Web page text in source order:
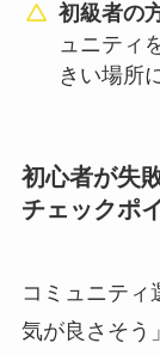
初級者の
ュニティ
きい場所
初心者が失
チェックポ
コミュニティ
気が良さそう